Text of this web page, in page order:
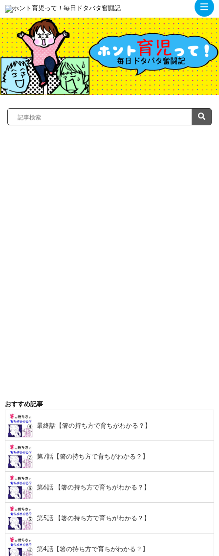
ト
ッ
おすすめ記事
最終話【箸の持ち方で育ちがわかる？】
第7話【箸の持ち方で育ちがわかる？】
第6話 【箸の持ち方で育ちがわかる？】
第5話 【箸の持ち方で育ちがわかる？】
第4話【箸の持ち方で育ちがわかる？】